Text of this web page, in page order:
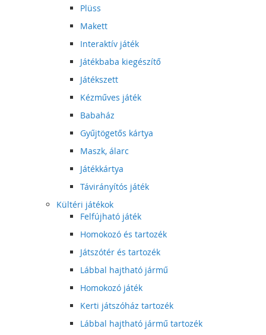
Plüss
Makett
Interaktív játék
Játékbaba kiegészítő
Játékszett
Kézműves játék
Babaház
Gyűjtögetős kártya
Maszk, álarc
Játékkártya
Távirányítós játék
Kültéri játékok
Felfújható játék
Homokozó és tartozék
Játszótér és tartozék
Lábbal hajtható jármű
Homokozó játék
Kerti játszóház tartozék
Lábbal hajtható jármű tartozék